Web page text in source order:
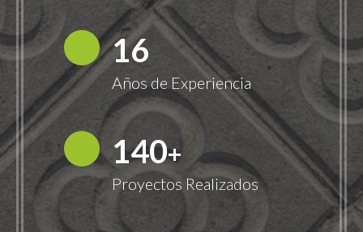
18
Años de Experiencia
149+
Proyectos Realizados